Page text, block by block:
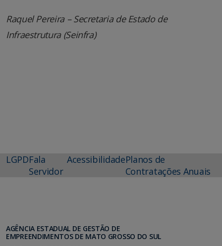
Raquel Pereira – Secretaria de Estado de
Infraestrutura (Seinfra)
LGPDFala
Servidor
AcessibilidadePlanos de
Contratações Anuais
AGÊNCIA ESTADUAL DE GESTÃO DE
EMPREENDIMENTOS DE MATO GROSSO DO SUL